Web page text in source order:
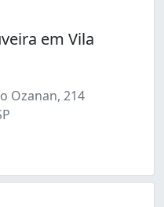
em Vila
Ozanan, 214